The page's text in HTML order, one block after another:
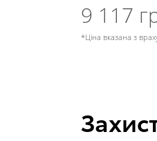
9 117
*Ціна вказана з